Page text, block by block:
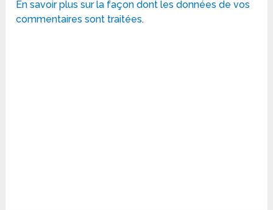
En savoir plus sur la façon dont les données de vos
commentaires sont traitées.